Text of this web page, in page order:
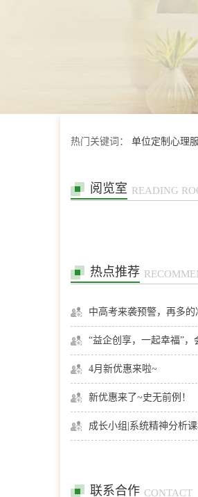
热门关键词： 单位定制心理
阅览室 READING
热点推荐
4月新优惠来啦~
新优惠来了~史无前例！
联系合作 CONTACT